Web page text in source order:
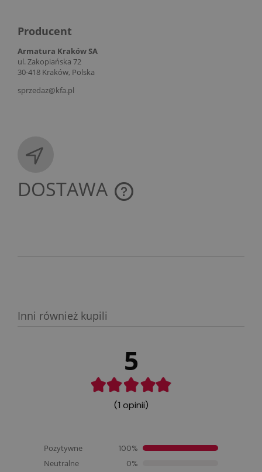
Producent
Armatura Kraków SA
ul. Zakopiańska 72
30-418 Kraków, Polska
sprzedaz@kfa.pl
DOSTAWA
CENA NIE ZAWIERA EWENTUALNYCH KOSZTÓW
Inni również kupili
5
(1 opinii)
Pozytywne 100%
Neutralne 0%